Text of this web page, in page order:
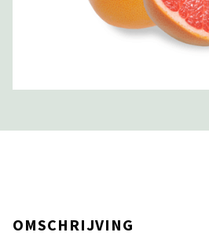
OMSCHRIJVING